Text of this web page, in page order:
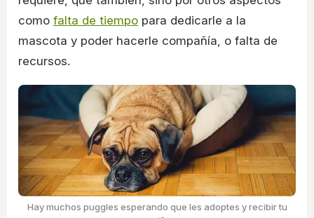
como falta de tiempo para dedicarle a la
mascota y poder hacerle compañía, o falta de
recursos.
Hay muchos puggles esperando que les adoptes y recibir tu